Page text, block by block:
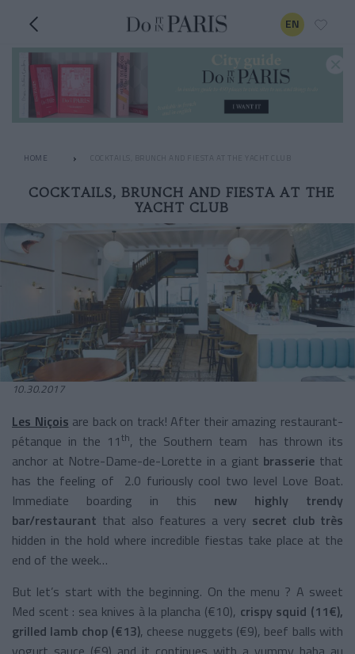
EN
HOME COCKTAILS, BRUNCH AND FIESTA AT THE YACHT CLUB
COCKTAILS, BRUNCH AND FIESTA AT THE
YACHT CLUB
10.30.2017
Les Niçois are back on track! After their amazing restaurant-
pétanque in the 11th, the Southern team has thrown its
anchor at Notre-Dame-de-Lorette in a giant brasserie that
has the feeling of 2.0 furiously cool two level Love Boat.
Immediate boarding in this new highly trendy
bar/restaurant that also features a very secret club très
hidden in the hold where incredible fiestas take place at the
end of the week…
But let’s start with the beginning. On the menu ? A sweet
Med scent : sea knives à la plancha (€10), crispy squid (11€),
grilled lamb chop (€13), cheese nuggets (€9), beef balls with